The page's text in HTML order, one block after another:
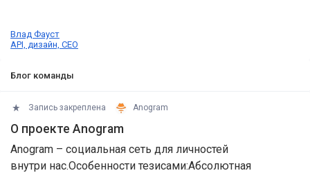
Влад Фауст
API, дизайн, СЕО
Блог команды
Запись закреплена Anogram
О проекте Anogram
Anogram – социальная сеть для личностей
внутри нас.Особенности тезисами:Абсолютная